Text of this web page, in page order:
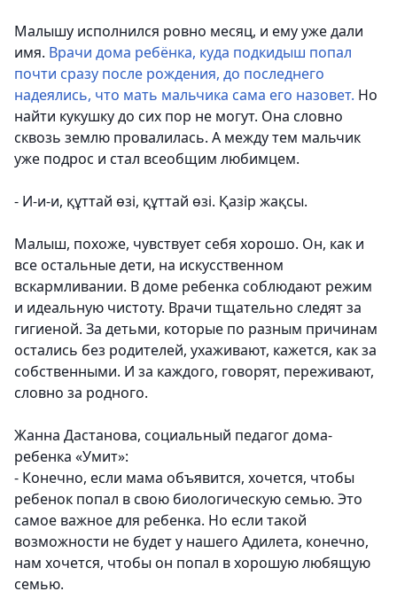
Малышу исполнился ровно месяц, и ему уже дали
имя. Врачи дома ребёнка, куда подкидыш попал
почти сразу после рождения, до последнего
надеялись, что мать мальчика сама его назовет. Но
найти кукушку до сих пор не могут. Она словно
сквозь землю провалилась. А между тем мальчик
уже подрос и стал всеобщим любимцем.
- И-и-и, құттай өзі, құттай өзі. Қазір жақсы.
Малыш, похоже, чувствует себя хорошо. Он, как и
все остальные дети, на искусственном
вскармливании. В доме ребенка соблюдают режим
и идеальную чистоту. Врачи тщательно следят за
гигиеной. За детьми, которые по разным причинам
остались без родителей, ухаживают, кажется, как за
собственными. И за каждого, говорят, переживают,
словно за родного.
Жанна Дастанова, социальный педагог дома-
ребенка «Умит»:
- Конечно, если мама объявится, хочется, чтобы
ребенок попал в свою биологическую семью. Это
самое важное для ребенка. Но если такой
возможности не будет у нашего Адилета, конечно,
нам хочется, чтобы он попал в хорошую любящую
семью.